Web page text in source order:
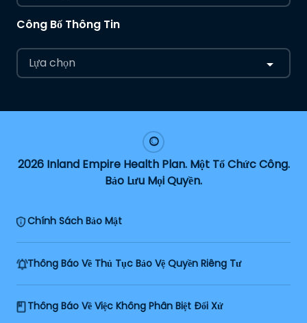
Công Bố Thông Tin
Lựa chọn
2026 Inland Empire Health Plan. Một Tổ Chức Công.
Bảo Lưu Mọi Quyền.
Chính Sách Bảo Mật
Thông Báo Về Thủ Tục Bảo Vệ Quyền Riêng Tư
Thông Báo Về Việc Không Phân Biệt Đối Xử